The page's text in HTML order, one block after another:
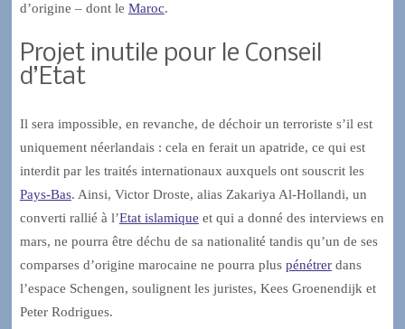
d’origine – dont le Maroc.
Projet inutile pour le Conseil
d’Etat
Il sera impossible, en revanche, de déchoir un terroriste s’il est
uniquement néerlandais : cela en ferait un apatride, ce qui est
interdit par les traités internationaux auxquels ont souscrit les
Pays-Bas. Ainsi, Victor Droste, alias Zakariya Al-Hollandi, un
converti rallié à l’Etat islamique et qui a donné des interviews en
mars, ne pourra être déchu de sa nationalité tandis qu’un de ses
comparses d’origine marocaine ne pourra plus pénétrerdans
l’espace Schengen, soulignent les juristes, Kees Groenendijk et
Peter Rodrigues.